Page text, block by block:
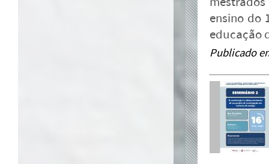
ensino do
educação
Publicado